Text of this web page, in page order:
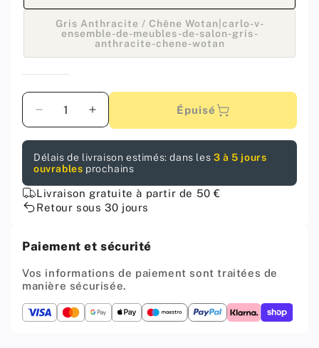
ou
Gris Anthracite / Chêne Wotan|carlo-v-
ensemble-de-meubles-de-salon-gris-
anthracite-chene-wotanVariante
Quantité
Diminuer
la
pour
CARLO
V
-
Meubles
Salon
Blanc
Matt
Augmenter
la
pour
CARLO
V
-
Meubles
Salon
Blanc
Matt
Épuisé
Délais de livraison estimés: dans les 3 à 5 jours
ouvrables prochains
Livraison gratuite à partir de 50 €
Retour sous 30 jours
Paiement et sécurité
Vos informations de paiement sont traitées de
manière sécurisée.